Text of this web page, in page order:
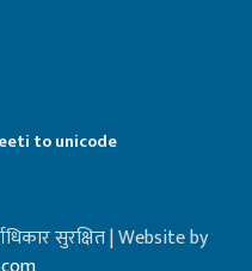
to unicode
सुरक्षित | Website by